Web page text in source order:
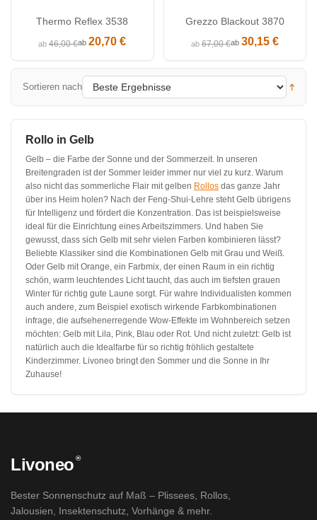
Thermo Reflex 3538
ab46,00 €ab20,70 €
Grezzo Blackout 3870
ab67,00 €ab 30,15 €
Sortieren nach
Rollo in Gelb
Gelb ‒ die Farbe der Sonne und der Sommerzeit. In unseren
Breitengraden ist der Sommer leider immer nur viel zu kurz. Warum
also nicht das sommerliche Flair mit gelben Rollos das ganze Jahr
über ins Heim holen? Nach der Feng-Shui-Lehre steht Gelb übrigens
für Intelligenz und fördert die Konzentration. Das ist beispielsweise
ideal für die Einrichtung eines Arbeitszimmers. Und haben Sie
gewusst, dass sich Gelb mit sehr vielen Farben kombinieren lässt?
Beliebte Klassiker sind die Kombinationen Gelb mit Grau und Weiß.
Oder Gelb mit Orange, ein Farbmix, der einen Raum in ein richtig
schön, warm leuchtendes Licht taucht, das auch im tiefsten grauen
Winter für richtig gute Laune sorgt. Für wahre Individualisten kommen
auch andere, zum Beispiel exotisch wirkende Farbkombinationen
infrage, die aufsehenerregende Wow-Effekte im Wohnbereich setzen
möchten: Gelb mit Lila, Pink, Blau oder Rot. Und nicht zuletzt: Gelb ist
natürlich auch die Idealfarbe für so richtig fröhlich gestaltete
Kinderzimmer. Livoneo bringt den Sommer und die Sonne in Ihr
Zuhause!
Livoneo ®
Bester Sonnenschutz auf Maß – Plissees, Rollos,
Jalousien, Insektenschutz, Vorhänge & mehr.